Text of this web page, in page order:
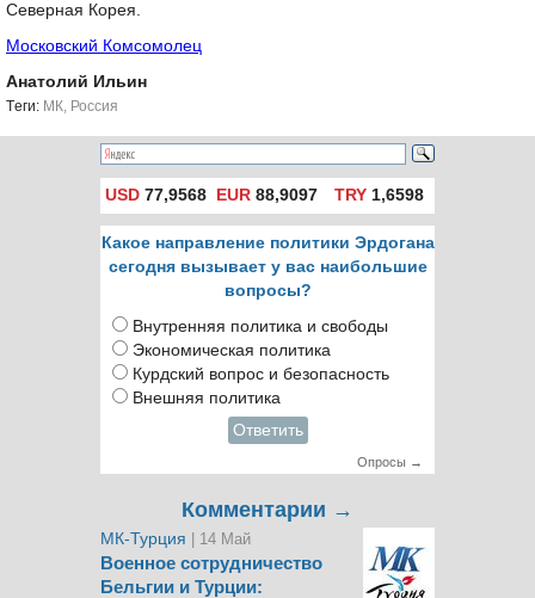
Северная Корея.
Московский Комсомолец
Анатолий Ильин
Tеги: МК, Россия
USD 77,9568 EUR 88,9097 TRY1,6598
Какое направление политики Эрдогана
сегодня вызывает у вас наибольшие
вопросы?
Внутренняя политика и свободы
Экономическая политика
Курдский вопрос и безопасность
Внешняя политика
Ответить
Опросы →
Комментарии →
МК-Турция | 14 Май
Военное сотрудничество
Бельгии и Турции: